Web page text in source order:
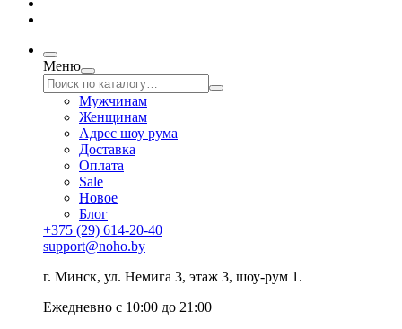
Меню
Мужчинам
Женщинам
Адрес шоу рума
Доставка
Оплата
Sale
Новое
Блог
+375 (29) 614-20-40
support@noho.by
г. Минск, ул. Немига 3, этаж 3, шоу-рум 1.
Ежедневно с 10:00 до 21:00